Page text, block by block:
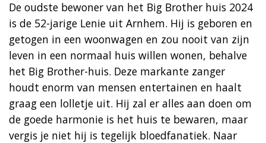
De oudste bewoner van het Big Brother huis 2024
is de 52-jarige Lenie uit Arnhem. Hij is geboren en
getogen in een woonwagen en zou nooit van zijn
leven in een normaal huis willen wonen, behalve
het Big Brother-huis. Deze markante zanger
houdt enorm van mensen entertainen en haalt
graag een lolletje uit. Hij zal er alles aan doen om
de goede harmonie is het huis te bewaren, maar
vergis je niet hij is tegelijk bloedfanatiek. Naar